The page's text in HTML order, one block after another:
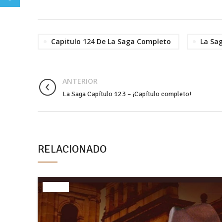
Capitulo 124 De La Saga Completo La
ANTERIOR
La Saga Capítulo 123 – ¡Capítulo completo!
RELACIONADO